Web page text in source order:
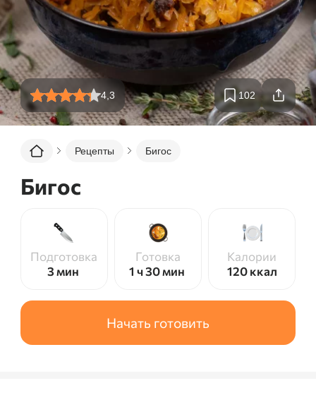
4,3 102
Рецепты Бигос
Бигос
Подготовка
3 мин
Готовка
1 ч 30 мин
Калории
120 ккал
Начать готовить